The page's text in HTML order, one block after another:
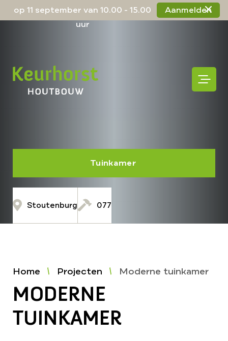
op 11 september van 10.00 - 15.00
uur
Aanmelden
Tuinkamer
Stoutenburg 077
Home Projecten Moderne tuinkamer
MODERNE
TUINKAMER